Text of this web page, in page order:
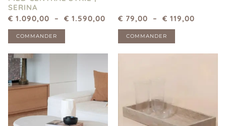
SERINA
€ 1.090,00 – € 1.590,00
COMMANDER
€ 79,00 – € 119,00
COMMANDER